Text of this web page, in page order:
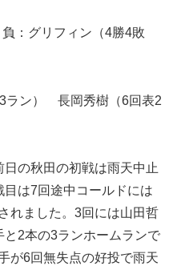
：グリフィン（4勝4敗
ラン） 長岡秀樹（6回表2
の秋田の初戦は雨天中止
は7回途中コールドには
れました。3回には山田哲
2本の3ランホームランで
が6回無失点の好投で雨天